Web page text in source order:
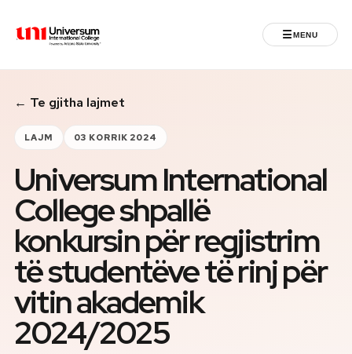
Universum University ☰MENU
MENU
Ballina
Regjistrimet
Programet
Jeta Studentore
Ndërkombëtare
Fuqizuar nga ASU
← Te gjitha lajmet
LAJM 03 KORRIK 2024
Universum International
College shpallë
konkursin për regjistrim
të studentëve të rinj për
vitin akademik
2024/2025